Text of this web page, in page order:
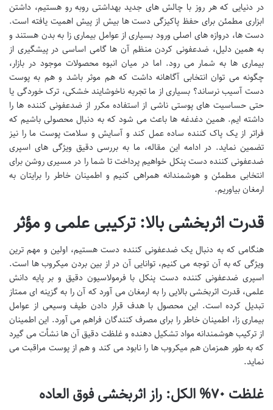
در دنیایی که هر روز با چالش های جدید بهداشتی روبه رو هستیم، داشتن
ابزاری مطمئن برای حفظ پاکیزگی دست ها بیش از پیش اهمیت یافته است.
دست ها، دروازه های اصلی ورود بسیاری از عوامل بیماری زا به بدن هستند و
به همین دلیل، ضدعفونی کردن منظم آن ها گامی اساسی در پیشگیری از
بیماری ها به شمار می رود. اما در میان انبوه محصولات موجود در بازار،
چگونه می توان انتخابی آگاهانه داشت که هم موثر باشد و هم به پوست
دست آسیب نرساند؟ بسیاری از ما تجربه ناخوشایند خشکی، ترک خوردگی یا
حتی حساسیت های پوستی ناشی از استفاده مکرر از ضدعفونی کننده ها را
داشته ایم. همین دغدغه ها باعث می شود که به دنبال محصولی باشیم که
فراتر از یک پاک کننده ساده عمل کند و آسایش و سلامت پوست ما را نیز
تضمین نماید. در ادامه این مقاله، ما به بررسی دقیق ویژگی های اسپری
ضدعفونی کننده دست پنکل خواهیم پرداخت تا شما را در مسیری روشن برای
انتخابی مطمئن و هوشمندانه همراهی کنیم و اطمینان خاطر را برایتان به
ارمغان بیاوریم.
قدرت اثربخشی بالا: ترکیبی علمی و مؤثر
هنگامی که به دنبال یک ضدعفونی کننده دست هستیم، اولین و مهم ترین
ویژگی که به آن توجه می کنیم، توانایی آن در از بین بردن میکروب ها است.
اسپری ضدعفونی کننده دست پنکل با فرمولاسیون دقیق و بر پایه دانش
علمی، قدرت اثربخشی بالایی را به ارمغان می آورد که آن را به گزینه ای ممتاز
تبدیل کرده است. این محصول با هدف قرار دادن طیف وسیعی از عوامل
بیماری زا، اطمینان خاطر را برای مصرف کنندگان فراهم می آورد. این اطمینان
از ترکیب هوشمندانه مواد تشکیل دهنده و غلظت دقیق آن ها نشأت می گیرد
که به طور همزمان هم میکروب ها را نابود می کند و هم از پوست مراقبت می
نماید.
غلظت ۷۰% الکل: راز اثربخشی فوق العاده